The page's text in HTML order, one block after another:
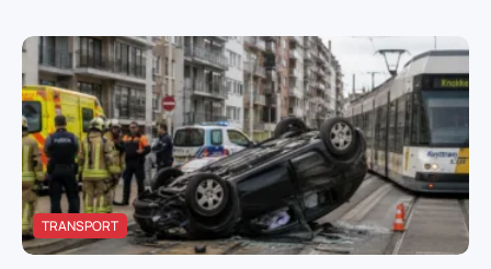
TRANSPORT